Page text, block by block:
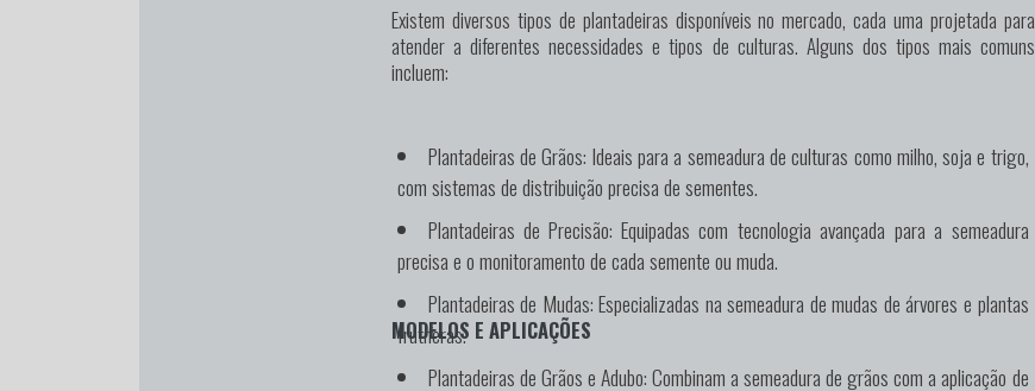
Existem diversos tipos de plantadeiras disponíveis no mercado, cada uma projetada para
atender a diferentes necessidades e tipos de culturas. Alguns dos tipos mais comuns
incluem:
Plantadeiras de Grãos: Ideais para a semeadura de culturas como milho, soja e trigo,
com sistemas de distribuição precisa de sementes.
Plantadeiras de Precisão: Equipadas com tecnologia avançada para a semeadura
precisa e o monitoramento de cada semente ou muda.
Plantadeiras de Mudas:Especializadas na semeadura de mudas de árvores e plantas
frutíferas.
Plantadeiras de Grãos e Adubo:Combinam a semeadura de grãos com a aplicação de
MODELOS E APLICAÇÕES